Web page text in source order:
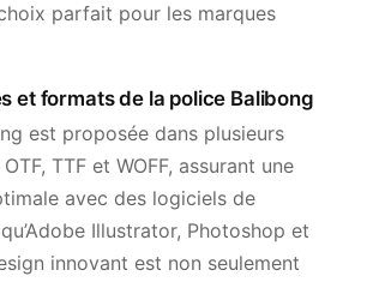
parfait pour les marques
et formats de la police Balibong
est proposée dans plusieurs
TTF et WOFF, assurant une
avec des logiciels de
Illustrator, Photoshop et
innovant est non seulement